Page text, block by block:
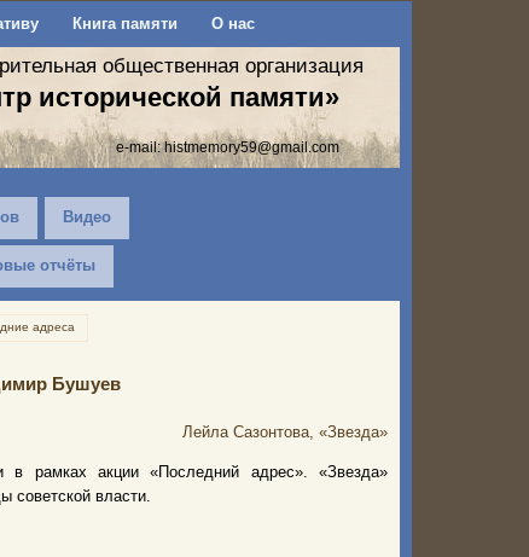
Книга памяти О нас
общественная организация
исторической памяти»
e-mail:histmemory59@gmail.com
Видео
отчёты
адреса
Бушуев
Лейла Сазонтова, «Звезда»
в рамках акции «Последний адрес». «Звезда»
советской власти.